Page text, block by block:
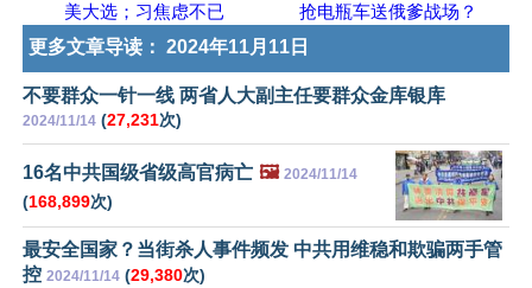
美大选；习焦虑不已
抢电瓶车送俄爹战场？
更多文章导读： 2024年11月11日
不要群众一针一线 两省人大副主任要群众金库银库
2024/11/14 (27,231次)
16名中共国级省级高官病亡 🖼️ 2024/11/14
(168,899次)
最安全国家？当街杀人事件频发 中共用维稳和欺骗两手管
控 2024/11/14 (29,380次)